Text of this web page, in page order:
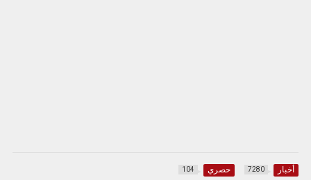
أخبار 7280 حصري 104